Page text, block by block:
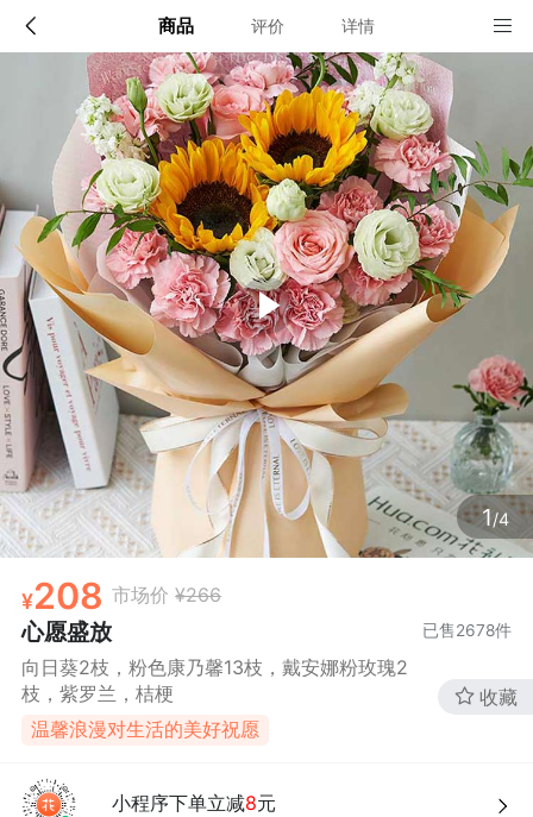
商品 评价 详情
1/4
208 市场价 ¥266
心愿盛放 已售2678件
向日葵2枝，粉色康乃馨13枝，戴安娜粉玫瑰2
枝，紫罗兰，桔梗
温馨浪漫对生活的美好祝愿
收藏
小程序下单立减8元
配送说明
确定
店铺信息
该地区暂无配送门店
确定